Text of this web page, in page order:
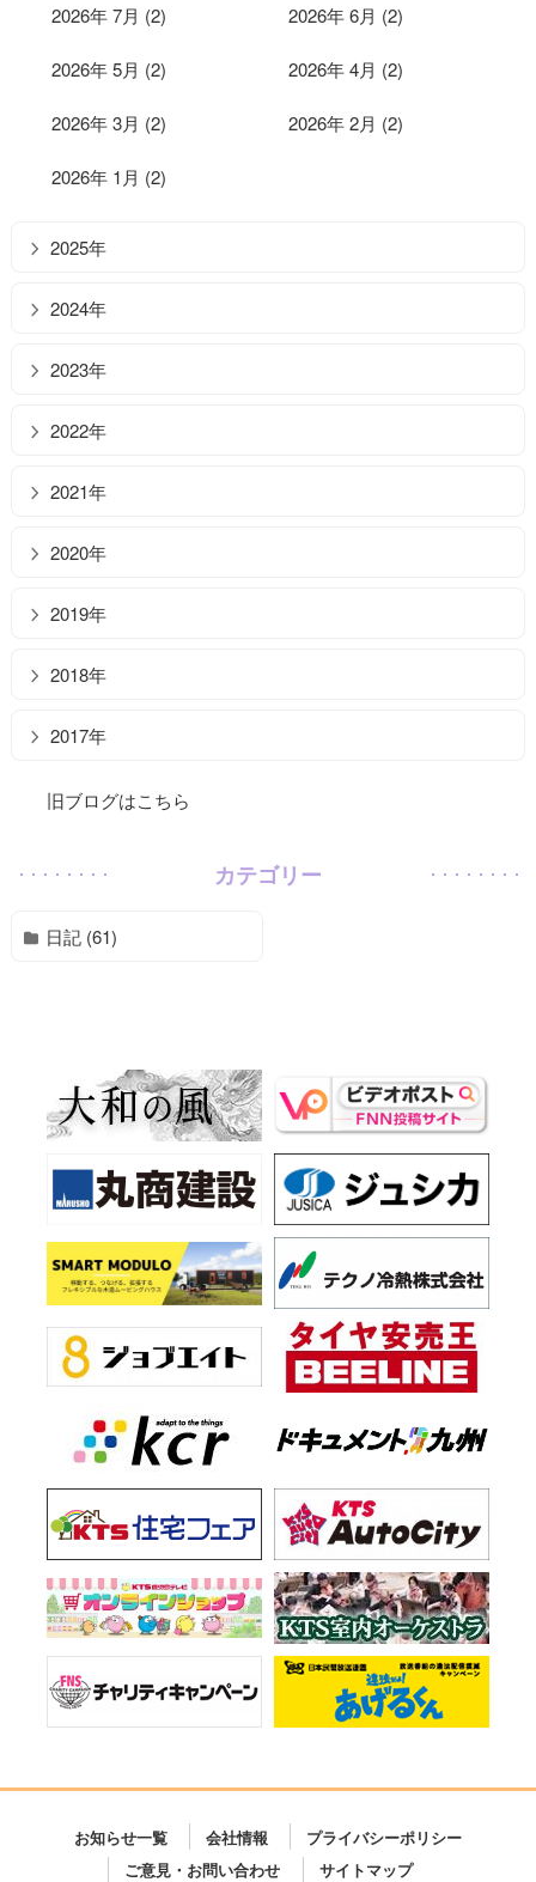
2026年 7月 (2) 2026年 6月 (2)
2026年 5月 (2) 2026年 4月 (2)
2026年 3月 (2) 2026年 2月 (2)
2026年 1月 (2)
2025年
2024年
2023年
2022年
2021年
2020年
2019年
2018年
2017年
旧ブログはこちら
カテゴリー
日記 (61)
お知らせ一覧 会社情報
プライバシーポリシー
ご意見・お問い合わせ
サイトマップ